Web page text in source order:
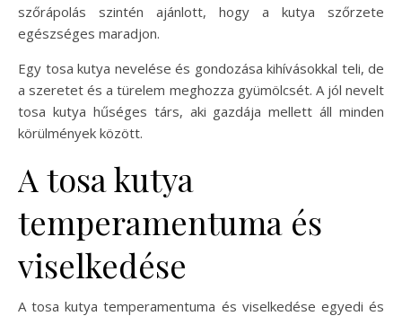
szőrápolás szintén ajánlott, hogy a kutya szőrzete
egészséges maradjon.
Egy tosa kutya nevelése és gondozása kihívásokkal teli, de
a szeretet és a türelem meghozza gyümölcsét. A jól nevelt
tosa kutya hűséges társ, aki gazdája mellett áll minden
körülmények között.
A tosa kutya
temperamentuma és
viselkedése
A tosa kutya temperamentuma és viselkedése egyedi és